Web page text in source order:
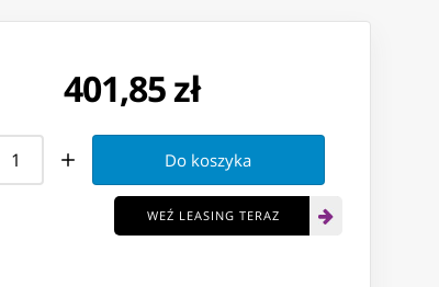
401,85 zł
Do koszyka
WEŹ LEASING TERAZ